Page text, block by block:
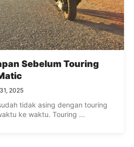
Sebelum Touring
2025
tidak asing dengan touring
ke waktu. Touring ...